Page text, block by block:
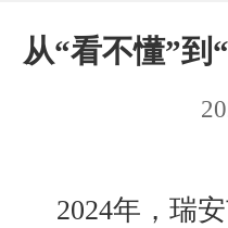
从“看不懂”到
2024年，瑞安